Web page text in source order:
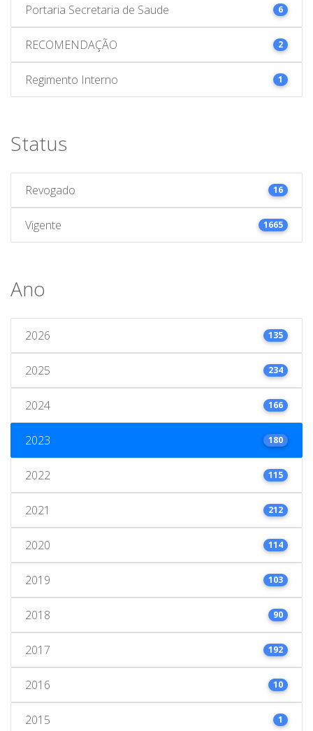
Portaria Secretaria de Saude 6
RECOMENDAÇÃO 2
Regimento Interno 1
Status
Revogado 16
Vigente 1665
Ano
2026 135
2025 234
2024 166
2023 180
2022 115
2021 212
2020 114
2019 103
2018 90
2017 192
2016 10
2015 1